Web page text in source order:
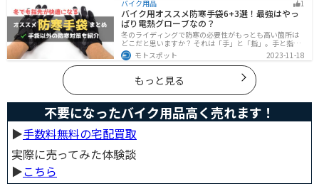
や、免許を取るための方法や必要な費用・日数などにつ
いて解説します。
バイク用品
1
バイク用オススメ防寒手袋6+3選！最強はやっ
ぱり電熱グローブなの？
冬のライディングで防寒の必要性がもっとも高い箇所は
どこだと思いますか？ それは「手」と「指」。手と指が
冷えてしまうと、防寒ジャケットをいくら着込んでも寒
さから逃れることはできません。そんな防寒の要となる
オススメ防寒手袋を紹介します。
モトスポット 2023-11-18
もっと見る
不要になったバイク用品高く売れます！
▶︎手数料無料の宅配買取
実際に売ってみた体験談
▶︎こちら